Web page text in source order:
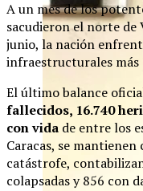
A un mes de los
sacudieron el norte de
junio, la nación
infraestructurales más
El último balance
fallecidos, 16.740
con vida de entre los
Caracas, se
catástrofe,
colapsadas y 856 con